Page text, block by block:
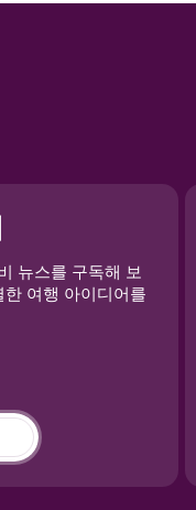
뉴스를 구독해 보
여행 아이디어를